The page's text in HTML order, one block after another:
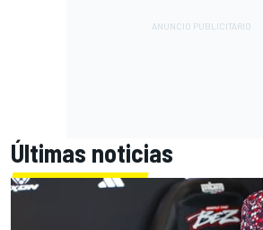
Últimas noticias